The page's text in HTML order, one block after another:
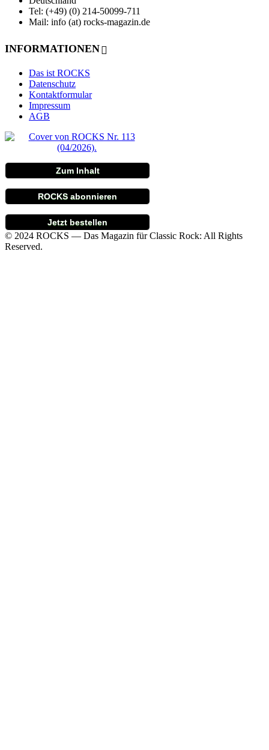
Tel: (+49) (0) 214-50099-711
Mail: info (at) rocks-magazin.de
INFORMATIONEN
Das ist ROCKS
Datenschutz
Kontaktformular
Impressum
AGB
Zum Inhalt
ROCKS abonnieren
Jetzt bestellen
© 2024 ROCKS — Das Magazin für Classic Rock: All Rights
Reserved.